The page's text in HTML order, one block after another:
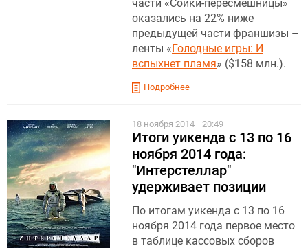
части «Сойки-пересмешницы»
оказались на 22% ниже
предыдущей части франшизы –
ленты «Голодные игры: И
вспыхнет пламя» ($158 млн.).
Подробнее
18 ноября 2014 20:49
Итоги уикенда c 13 по 16
ноября 2014 года:
"Интерстеллар"
удерживает позиции
По итогам уикенда с 13 по 16
ноября 2014 года первое место
в таблице кассовых сборов